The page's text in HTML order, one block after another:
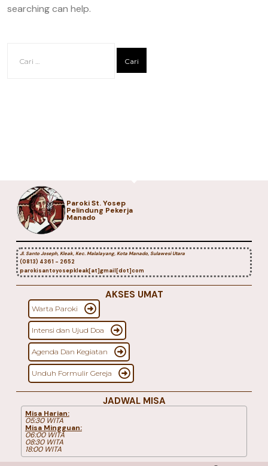
searching can help.
Paroki St. Yosep
Pelindung Pekerja
Manado
Jl. Santo Joseph, Kleak, Kec. Malalayang, Kota Manado, Sulawesi Utara
(0813) 4361 - 2652
parokisantoyosepkleak[at]gmail[dot]com
AKSES UMAT
Warta Paroki
Intensi dan Ujud Doa
Agenda Dan Kegiatan
Unduh Formulir Gereja
JADWAL MISA
Misa Harian:
05:30 WITA
Misa Mingguan:
06:00 WITA
08:30 WITA
18:00 WITA